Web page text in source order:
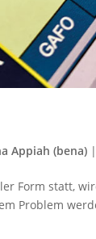
Appiah (bena)
Form statt,
Problem